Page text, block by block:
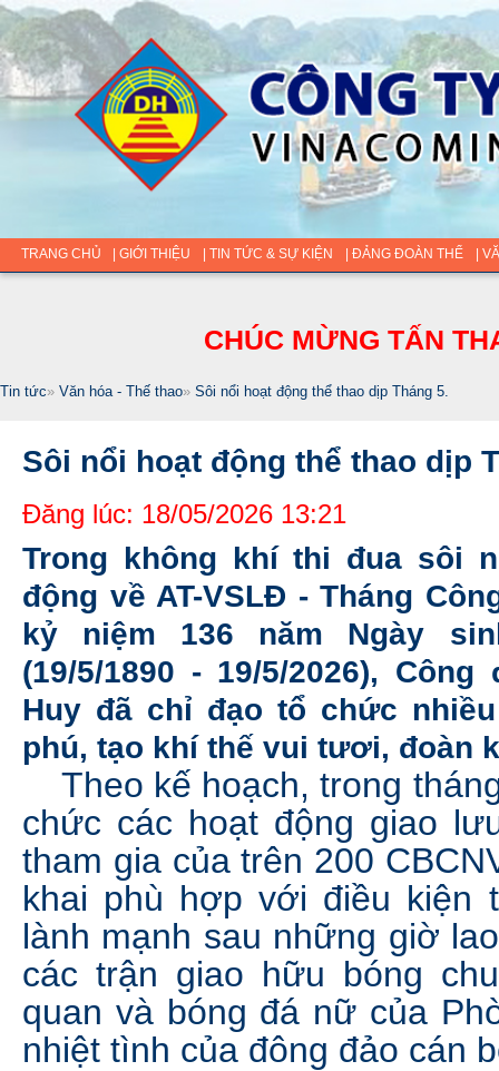
TRANG CHỦ | GIỚI THIỆU | TIN TỨC & SỰ KIỆN | ĐẢNG ĐOÀN THỂ |
CHÚC MỪNG TẤN
Tin tức» Văn hóa - Thế thao» Sôi nổi hoạt động thể thao dịp Tháng 5.
Sôi nổi hoạt động thể thao dịp
Đăng lúc: 18/05/2026 13:21
Trong không khí thi đua sôi
động về AT-VSLĐ - Tháng
kỷ niệm 136 năm Ngày
(19/5/1890 - 19/5/2026),
Huy đã chỉ đạo tổ chức
phú, tạo khí thế vui tươi, đoàn
Theo kế hoạch, trong
chức các hoạt động giao
tham gia của trên 200
khai phù hợp với điều kiện
lành mạnh sau những giờ
các trận giao hữu bóng
quan và bóng đá nữ của
nhiệt tình của đông đảo cán